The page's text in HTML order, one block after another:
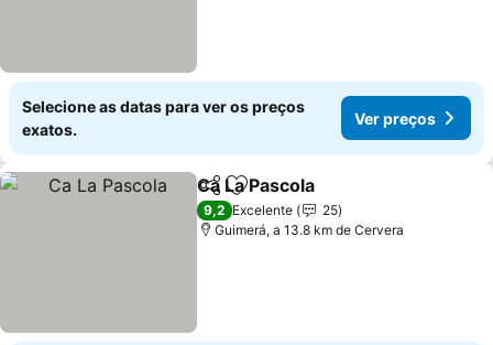
Selecione as datas para ver os preços
exatos.
Ver preços
PartilharAdicionar aos favoritos
Ca La Pascola
9,2 Excelente
25
Guimerá, a 13.8 km de Cervera